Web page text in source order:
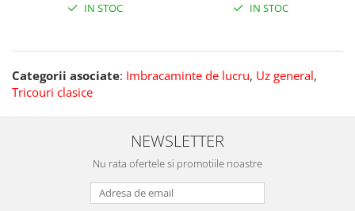
IN STOC IN STOC
Categorii asociate: Imbracaminte de lucru, Uz general,
Tricouri clasice
NEWSLETTER
Nu rata ofertele si promotiile noastre